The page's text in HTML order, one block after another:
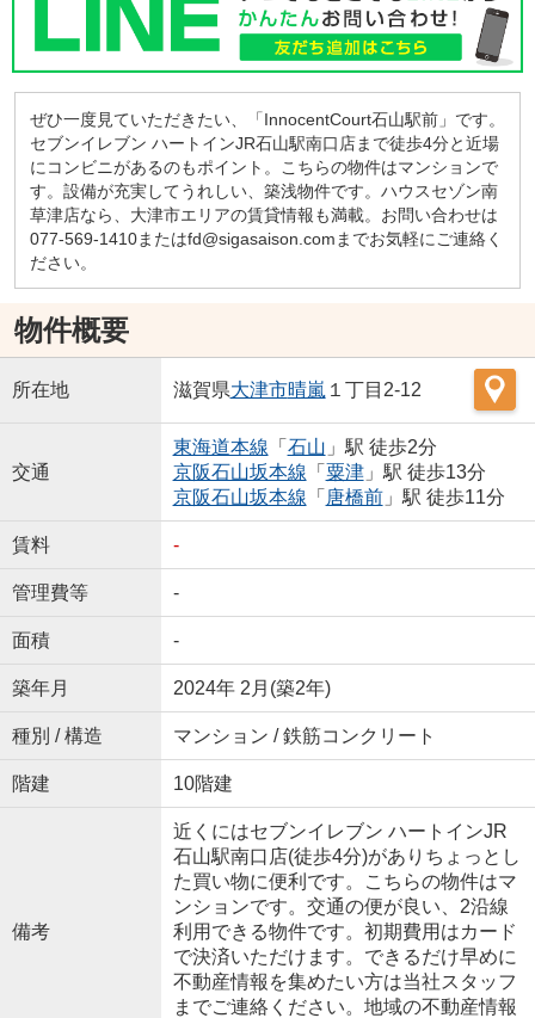
ぜひ一度見ていただきたい、「InnocentCourt石山駅前」です。
セブンイレブン ハートインJR石山駅南口店まで徒歩4分と近場
にコンビニがあるのもポイント。こちらの物件はマンションで
す。設備が充実してうれしい、築浅物件です。ハウスセゾン南
草津店なら、大津市エリアの賃貸情報も満載。お問い合わせは
077-569-1410またはfd@sigasaison.comまでお気軽にご連絡く
ださい。
物件概要
所在地 滋賀県大津市晴嵐 １丁目2-12
交通
東海道本線 「 石山 」駅 徒歩2分
京阪石山坂本線 「 粟津」駅 徒歩13分
京阪石山坂本線 「 唐橋前」駅 徒歩11分
賃料 -
管理費等 -
面積 -
築年月 2024年 2月(築2年)
種別 / 構造 マンション / 鉄筋コンクリート
階建 10階建
備考
近くにはセブンイレブン ハートインJR
石山駅南口店(徒歩4分)がありちょっとし
た買い物に便利です。こちらの物件はマ
ンションです。交通の便が良い、2沿線
利用できる物件です。初期費用はカード
で決済いただけます。できるだけ早めに
不動産情報を集めたい方は当社スタッフ
までご連絡ください。地域の不動産情報